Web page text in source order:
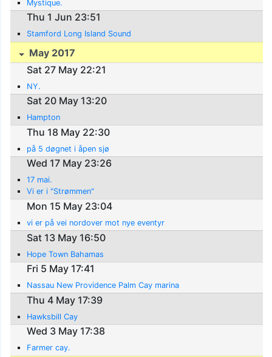
Mystique.
Thu 1 Jun 23:51
Stamford Long Island Sound
May 2017
Sat 27 May 22:21
NY.
Sat 20 May 13:20
Hampton
Thu 18 May 22:30
på 5 døgnet i åpen sjø
Wed 17 May 23:26
17 mai.
Vi er i "Strømmen"
Mon 15 May 23:04
vi er på vei nordover mot nye eventyr
Sat 13 May 16:50
Hope Town Bahamas
Fri 5 May 17:41
Nassau New Providence Palm Cay marina
Thu 4 May 17:39
Hawksbill Cay
Wed 3 May 17:38
Farmer cay.